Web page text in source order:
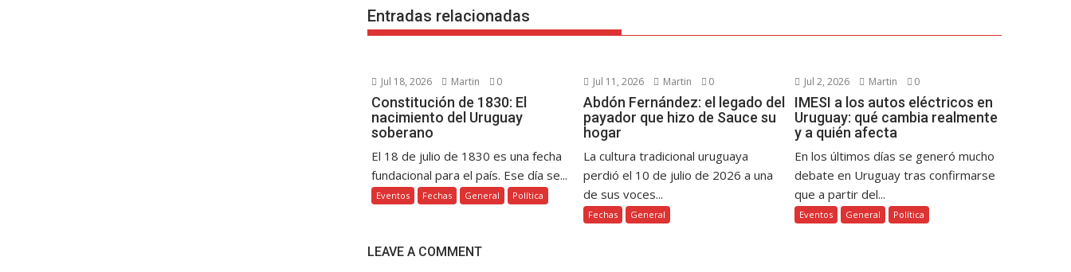
Entradas relacionadas
Jul 18, 2026 Martin 0
Constitución de 1830: El
nacimiento del Uruguay
soberano
El 18 de julio de 1830 es una fecha
fundacional para el país. Ese día se...
Eventos Fechas General Política
Jul 11, 2026 Martin 0
Abdón Fernández: el legado del
payador que hizo de Sauce su
hogar
La cultura tradicional uruguaya
perdió el 10 de julio de 2026 a una
de sus voces...
Fechas General
Jul 2, 2026 Martin 0
IMESI a los autos eléctricos en
Uruguay: qué cambia realmente
y a quién afecta
En los últimos días se generó mucho
debate en Uruguay tras confirmarse
que a partir del...
Eventos General Política
LEAVE A COMMENT